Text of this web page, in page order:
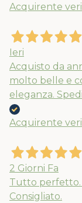
Acquirente
Ieri
Acquisto da
molto belle e
eleganza.
Acquirente
2 Giorni Fa
Tutto perfetto.
Consigliato.